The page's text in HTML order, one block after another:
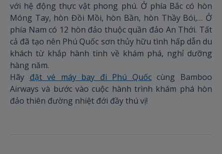
với hệ động thực vật phong phú. Ở phía Bắc có hòn
Móng Tay, hòn Đồi Mồi, hòn Bần, hòn Thầy Bói,… Ở
phía Nam có 12 hòn đảo thuộc quần đảo An Thới. Tất
cả đã tạo nên Phú Quốc sơn thủy hữu tình hấp dẫn du
khách từ khắp hành tinh về khám phá, nghỉ dưỡng
hàng năm.
Hãy đặt vé máy bay đi Phú Quốc cùng Bamboo
Airways và bước vào cuộc hành trình khám phá hòn
đảo thiên đường nhiệt đới đầy thú vị!